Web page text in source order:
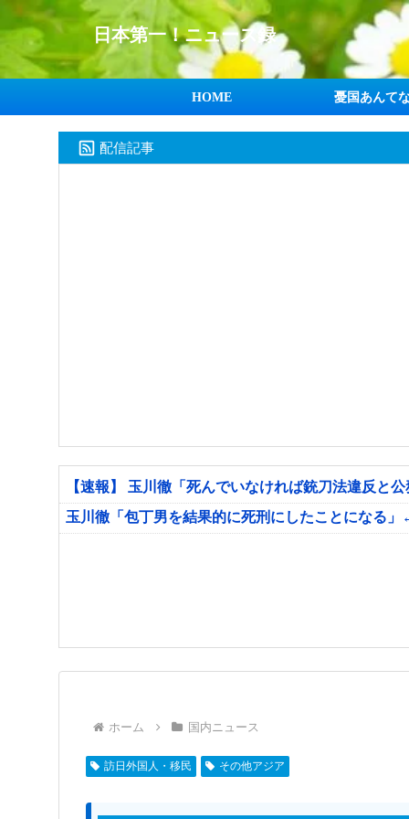
日本第一！ニュース録
HOME 憂国あんて
配信記事
【速報】 玉川徹「死んでいなければ銃刀法違反と
玉川徹「包丁男を結果的に死刑にしたことになる
ホーム 国内ニュース
訪日外国人・移民 その他アジア